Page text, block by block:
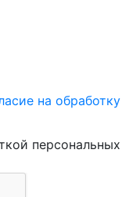
на обработку
персональных